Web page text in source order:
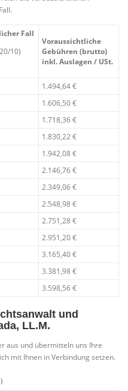
Fall
10)
Voraussichtliche
Gebühren (brutto)
inkl. Auslagen / USt.
1.494,64 €
1.606,50 €
1.718,36 €
1.830,22 €
1.942,08 €
2.146,76 €
2.349,06 €
2.548,98 €
2.751,28 €
2.951,20 €
3.165,40 €
3.381,98 €
3.598,56 €
und
LL.M.
aus und übermitteln uns Ihre
mit Ihnen in Verbindung setzen.